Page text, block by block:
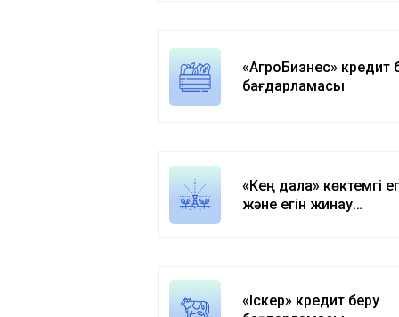
«АгроБизнес» кредит
бағдарламасы
«Кең дала» көктемгі
және егін жинау
«Іскер» кредит беру